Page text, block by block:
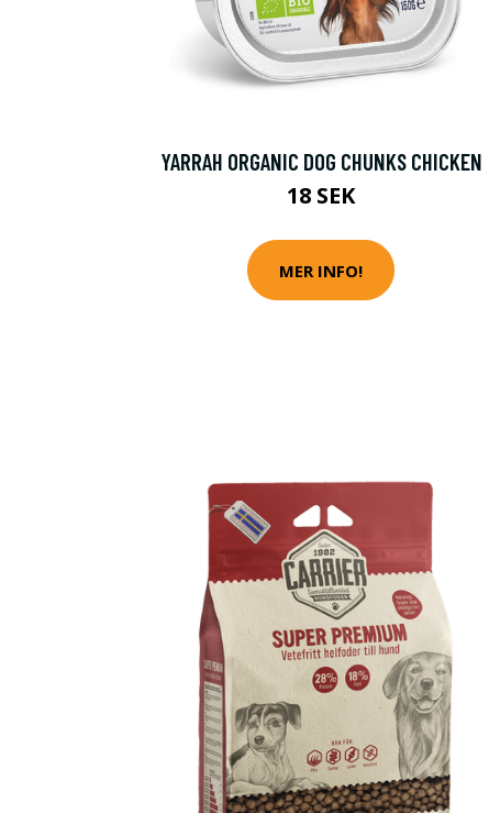
YARRAH ORGANIC DOG CHUNKS CHICKEN
18 SEK
MER INFO!